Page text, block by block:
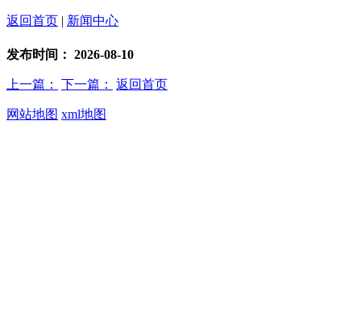
返回首页 | 新闻中心
发布时间： 2026-08-10
上一篇： 下一篇： 返回首页
网站地图 xml地图